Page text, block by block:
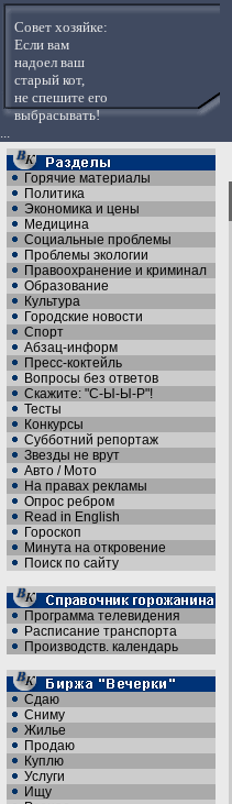
Совет хозяйке:
Если вам
надоел ваш
старый кот,
не спешите его
выбрасывать!
...
Горячие материалы
Политика
Экономика и цены
Медицина
Социальные проблемы
Проблемы экологии
Правоохранение и криминал
Образование
Культура
Городские новости
Спорт
Абзац-информ
Пресс-коктейль
Вопросы без ответов
Скажите: "С-Ы-Ы-Р"!
Тесты
Конкурсы
Субботний репортаж
Звезды не врут
Авто / Мото
На правах рекламы
Опрос ребром
Read in English
Гороскоп
Минута на откровение
Поиск по сайту
Программа телевидения
Расписание транспорта
Производств. календарь
Сдаю
Сниму
Жилье
Продаю
Куплю
Услуги
Ищу